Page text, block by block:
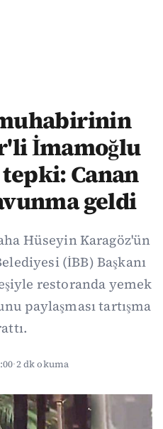
İmamoğlu
tepki: Canan
geldi
Hüseyin Karagöz'ün
(İBB) Başkanı
restoranda yemek
paylaşması tartışma
·2 dk okuma